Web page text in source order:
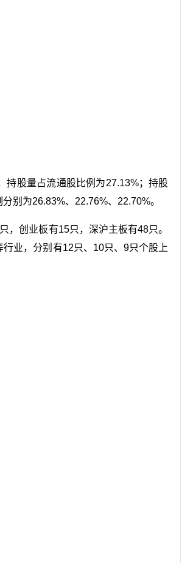
持股量占流通股比例为27.13%；持股
别为26.83%、22.76%、22.70%。
，创业板有15只，深沪主板有48只。
业，分别有12只、10只、9只个股上